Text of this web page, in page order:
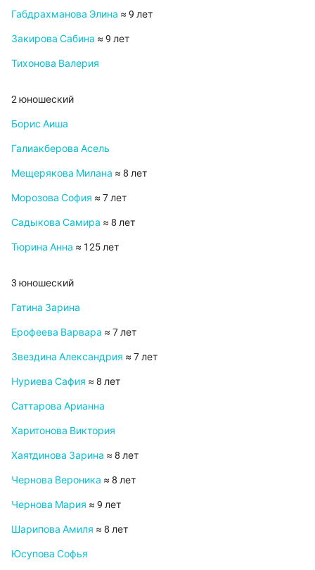
Габдрахманова Элина ≈ 9 лет
Закирова Сабина ≈ 9 лет
Тихонова Валерия
2 юношеский
Борис Аиша
Галиакберова Асель
Мещерякова Милана ≈ 8 лет
Морозова София ≈ 7 лет
Садыкова Самира ≈ 8 лет
Тюрина Анна ≈ 125 лет
3 юношеский
Гатина Зарина
Ерофеева Варвара ≈ 7 лет
Звездина Александрия ≈ 7 лет
Нуриева Сафия ≈ 8 лет
Саттарова Арианна
Харитонова Виктория
Хаятдинова Зарина ≈ 8 лет
Чернова Вероника ≈ 8 лет
Чернова Мария ≈ 9 лет
Шарипова Амиля ≈ 8 лет
Юсупова Софья